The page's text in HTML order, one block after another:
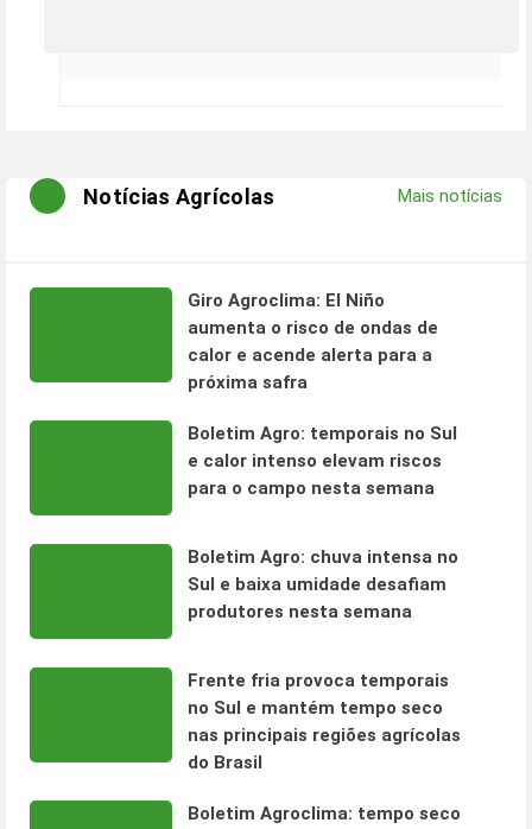
Notícias Agrícolas Mais notícias
Giro Agroclima: El Niño
aumenta o risco de ondas de
calor e acende alerta para a
próxima safra
Boletim Agro: temporais no Sul
e calor intenso elevam riscos
para o campo nesta semana
Boletim Agro: chuva intensa no
Sul e baixa umidade desafiam
produtores nesta semana
Frente fria provoca temporais
no Sul e mantém tempo seco
nas principais regiões agrícolas
do Brasil
Boletim Agroclima: tempo seco